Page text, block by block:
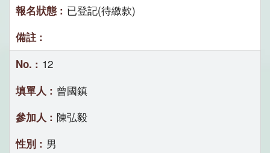
已登記(待繳款)
12
曾國鎮
陳弘毅
男